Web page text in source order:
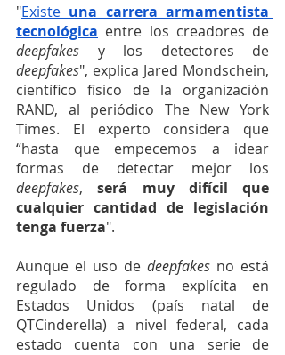
"Existe una carrera armamentista
tecnológica
deepfakes
deepfakes", explica Jared Mondschein,
científico físico de la organización
RAND, al periódico The New York
Times. El experto considera que
“hasta que empecemos a idear
deepfakes, será muy difícil que
cualquier cantidad de legislación
tenga fuerza".
Aunque el uso de deepfakes no está
regulado de forma explícita en
Estados Unidos (país natal de
QTCinderella) a nivel federal, cada
estado cuenta con una serie de